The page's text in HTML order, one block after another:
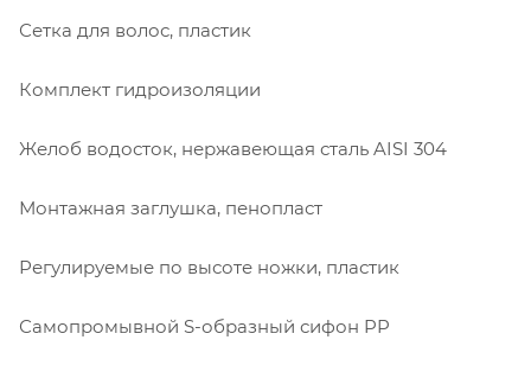
Сетка для волос, пластик
Комплект гидроизоляции
Желоб водосток, нержавеющая сталь AISI 304
Монтажная заглушка, пенопласт
Регулируемые по высоте ножки, пластик
Самопромывной S-образный сифон PP